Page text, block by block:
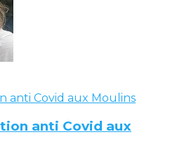
anti Covid aux